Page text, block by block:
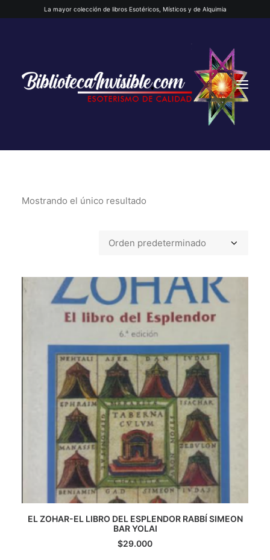
La mayor colección de libros Esotéricos, Místicos y de Alquimia
INICIO
CATEGORÍAS
AUTORES DESTACADOS
GLOSARIO
CONTACTO
LOGIN / REGISTER
Mostrando el único resultado
AGREGAR AL CARRITO
EL ZOHAR-EL LIBRO DEL ESPLENDOR RABBÍ SIMEON
BAR YOLAI
$29.000